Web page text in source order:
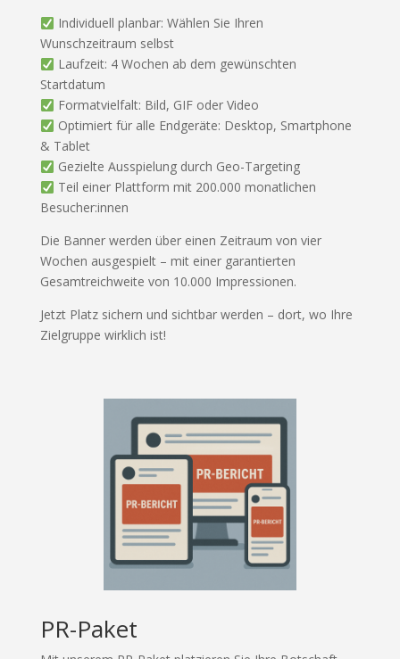
Individuell planbar: Wählen Sie Ihren
Wunschzeitraum selbst
Laufzeit: 4 Wochen ab dem gewünschten
Startdatum
Formatvielfalt: Bild, GIF oder Video
Optimiert für alle Endgeräte: Desktop, Smartphone
& Tablet
Gezielte Ausspielung durch Geo-Targeting
Teil einer Plattform mit 200.000 monatlichen
Besucher:innen
Die Banner werden über einen Zeitraum von vier
Wochen ausgespielt – mit einer garantierten
Gesamtreichweite von 10.000 Impressionen.
Jetzt Platz sichern und sichtbar werden – dort, wo Ihre
Zielgruppe wirklich ist!
PR-Paket